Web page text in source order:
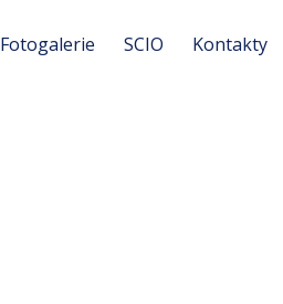
Fotogalerie SCIO Kontakty